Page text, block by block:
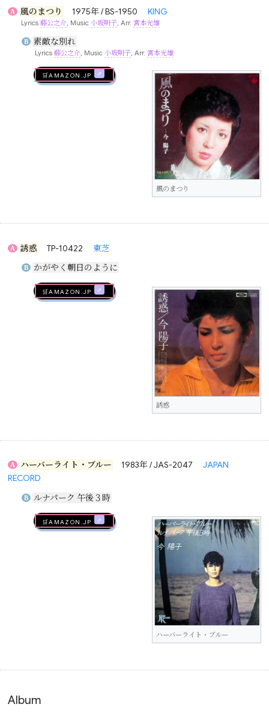
A 風のまつり 1975年 / BS-1950 KING
Lyrics藤公之介, Music小坂明子, Arr. 宮本光雄
B 素敵な別れ
Lyrics 藤公之介 , Music 小坂明子, Arr. 宮本光雄
風のまつり
🛒AMAZON.jp
A 誘惑 TP-10422 東芝
B かがやく朝日のように
誘惑
🛒AMAZON.jp
A ハーバーライト・ブルー 1983年 / JAS-2047
JAPAN
RECORD
B ルナパーク 午後３時
ハーバーライト・ブルー
🛒AMAZON.jp
Album